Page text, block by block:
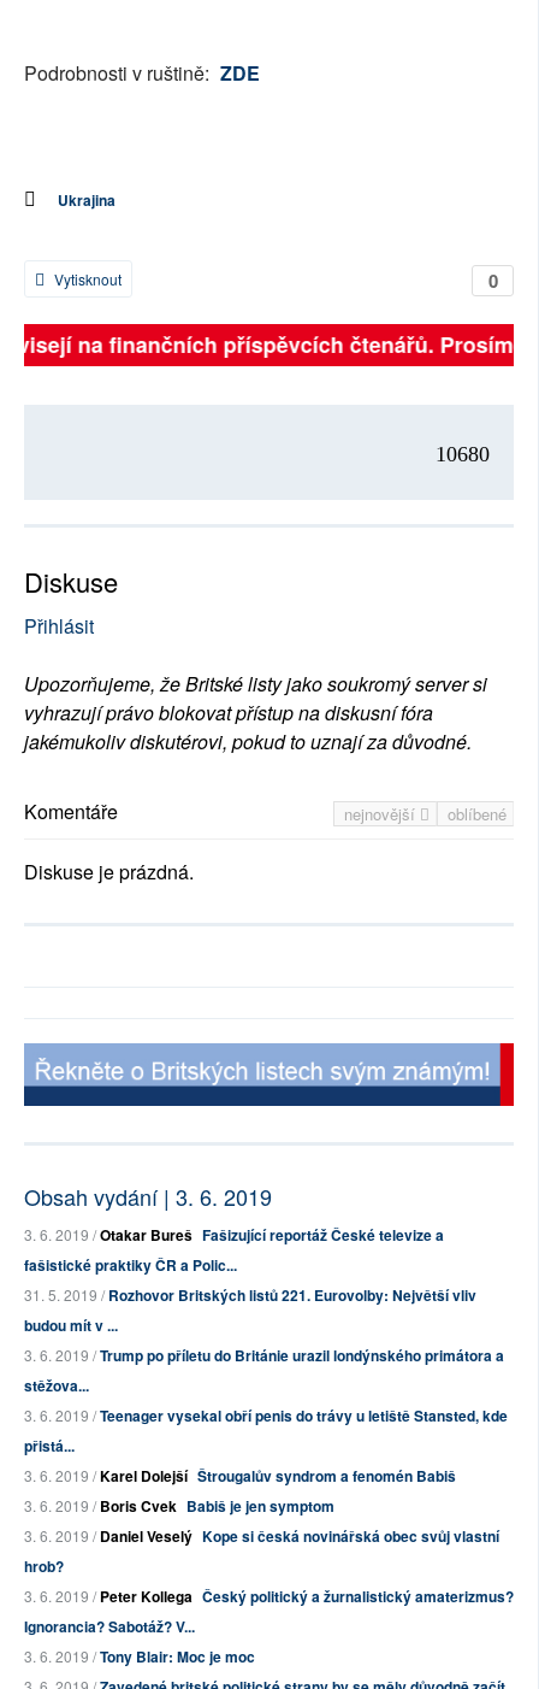
Podrobnosti v ruštině: ZDE
Ukrajina
0
Vytisknout
na finančních příspěvcích čtenářů. Prosíme,
10680
Diskuse
Přihlásit
Upozorňujeme, že Britské listy jako soukromý server si
vyhrazují právo blokovat přístup na diskusní fóra
jakémukoliv diskutérovi, pokud to uznají za důvodné.
nejnovější oblíbené
Komentáře
Diskuse je prázdná.
Obsah vydání | 3. 6. 2019
3. 6. 2019 /Otakar Bureš Fašizující reportáž České televize a
fašistické praktiky ČR a Polic...
31. 5. 2019 /Rozhovor Britských listů 221. Eurovolby: Největší vliv
budou mít v ...
3. 6. 2019 /Trump po příletu do Británie urazil londýnského primátora a
stěžova...
3. 6. 2019 /Teenager vysekal obří penis do trávy u letiště Stansted, kde
přistá...
3. 6. 2019 /Karel Dolejší Štrougalův syndrom a fenomén Babiš
3. 6. 2019 /Boris Cvek Babiš je jen symptom
3. 6. 2019 /Daniel Veselý Kope si česká novinářská obec svůj vlastní
hrob?
3. 6. 2019 /Peter Kollega Český politický a žurnalistický amaterizmus?
Ignorancia? Sabotáž? V...
3. 6. 2019 /Tony Blair: Moc je moc